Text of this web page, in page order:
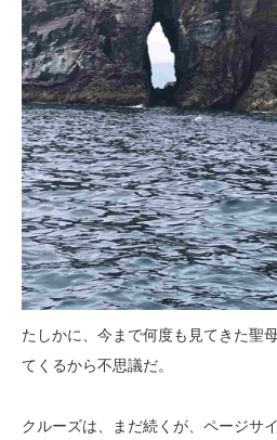
たしかに、今まで何度も見てきた聖
てくるから不思議だ。
クルーズは、まだ続くが、ページサ